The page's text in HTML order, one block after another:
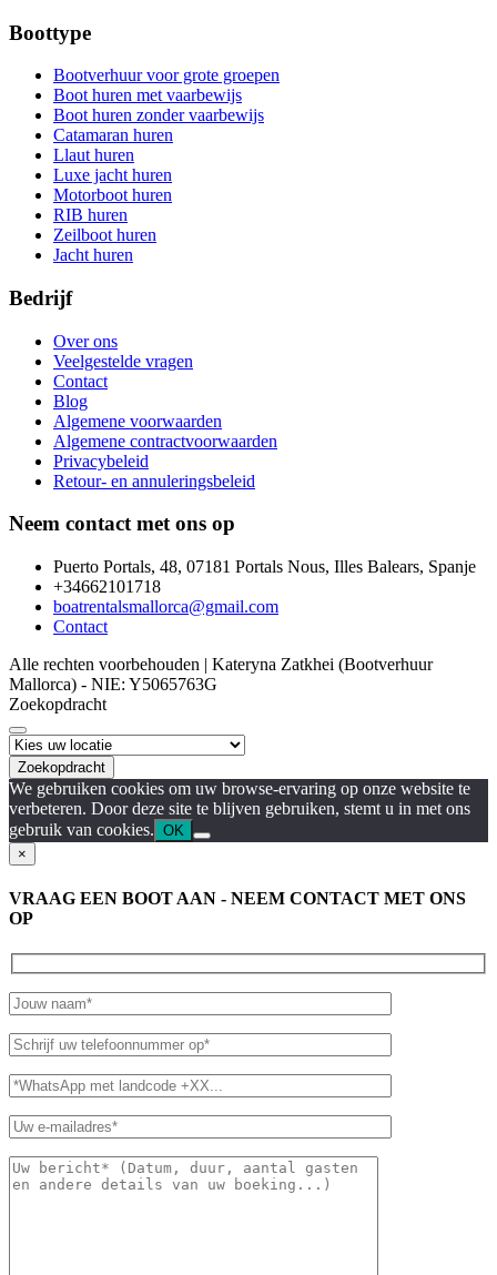
Boottype
Bootverhuur voor grote groepen
Boot huren met vaarbewijs
Boot huren zonder vaarbewijs
Catamaran huren
Llaut huren
Luxe jacht huren
Motorboot huren
RIB huren
Zeilboot huren
Jacht huren
Bedrijf
Over ons
Veelgestelde vragen
Contact
Blog
Algemene voorwaarden
Algemene contractvoorwaarden
Privacybeleid
Retour- en annuleringsbeleid
Neem contact met ons op
Puerto Portals, 48, 07181 Portals Nous, Illes Balears, Spanje
+34662101718
boatrentalsmallorca@gmail.com
Contact
Alle rechten voorbehouden | Kateryna Zatkhei (Bootverhuur
Mallorca) - NIE: Y5065763G
Zoekopdracht
Zoekopdracht
We gebruiken cookies om uw browse-ervaring op onze website te
verbeteren. Door deze site te blijven gebruiken, stemt u in met ons
gebruik van cookies. OK
×
VRAAG EEN BOOT AAN - NEEM CONTACT MET ONS
OP